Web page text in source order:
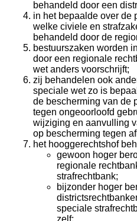
behandeld door een
in het bepaalde over de
welke civiele en
behandeld door de
bestuurszaken worden
door een regionale
wet anders voorschrijft;
zij behandelen ook
speciale wet zo is
de bescherming van de
tegen ongeoorloofd
wijziging en aanvulling
op bescherming tegen
het hooggerechtshof
gewoon hoger
regionale
strafrechtbank;
bijzonder hoger
speciale